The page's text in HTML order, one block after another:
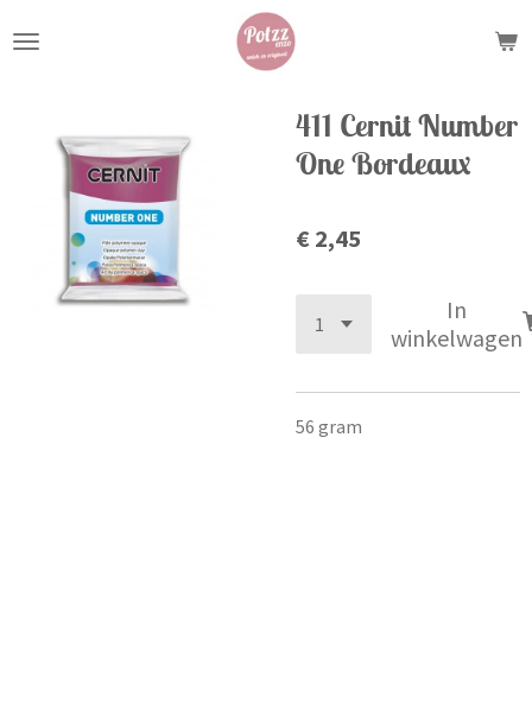
direct
hoofdinhoud
411 Cernit Number
One Bordeaux
€ 2,45
In
winkelwagen
56 gram